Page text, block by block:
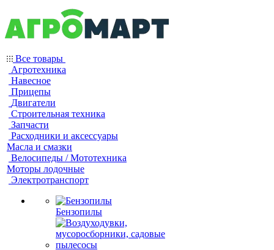
Все товары
Агротехника
Навесное
Прицепы
Двигатели
Строительная техника
Запчасти
Расходники и аксессуары
Масла и смазки
Велосипеды / Мототехника
Моторы лодочные
Электротранспорт
Бензопилы